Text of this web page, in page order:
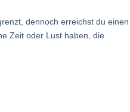
dennoch erreichst du einen
Zeit oder Lust haben, die